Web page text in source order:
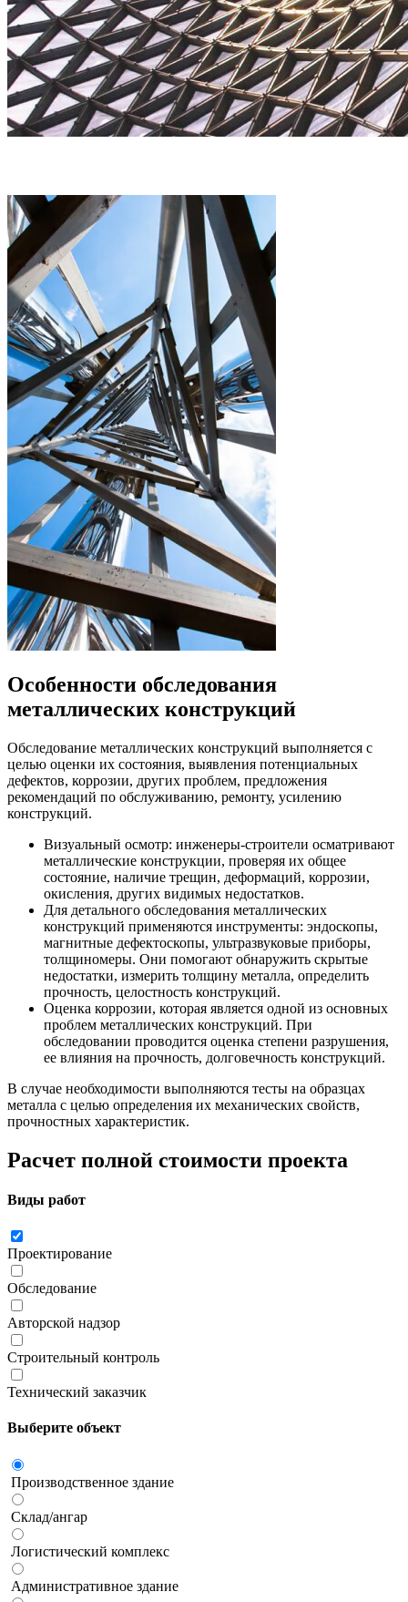
Особенности обследования
металлических конструкций
Обследование металлических конструкций выполняется с
целью оценки их состояния, выявления потенциальных
дефектов, коррозии, других проблем, предложения
рекомендаций по обслуживанию, ремонту, усилению
конструкций.
Визуальный осмотр: инженеры-строители осматривают
металлические конструкции, проверяя их общее
состояние, наличие трещин, деформаций, коррозии,
окисления, других видимых недостатков.
Для детального обследования металлических
конструкций применяются инструменты: эндоскопы,
магнитные дефектоскопы, ультразвуковые приборы,
толщиномеры. Они помогают обнаружить скрытые
недостатки, измерить толщину металла, определить
прочность, целостность конструкций.
Оценка коррозии, которая является одной из основных
проблем металлических конструкций. При
обследовании проводится оценка степени разрушения,
ее влияния на прочность, долговечность конструкций.
В случае необходимости выполняются тесты на образцах
металла с целью определения их механических свойств,
прочностных характеристик.
Расчет полной стоимости проекта
Виды работ
Проектирование
Обследование
Авторской надзор
Строительный контроль
Технический заказчик
Выберите объект
Производственное здание
Склад/ангар
Логистический комплекс
Административное здание